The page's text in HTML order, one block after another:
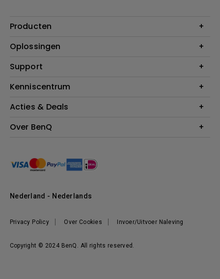
Producten
Projectoren
Verlichting
Speakers
Oplossingen
Education
Support
Contact
BenQ Shop - FAQ
BenQ Shop - Retourneren
Kenniscentrum
Blog
Acties & Deals
Evenementen & Promoties
Over BenQ
Management
Nieuws
Werken bij BenQ
Copyright © 2024 BenQ. All rights reserved.
Privacy Policy Over Cookies Invoer/Uitvoer Naleving
Nederland - Nederlands